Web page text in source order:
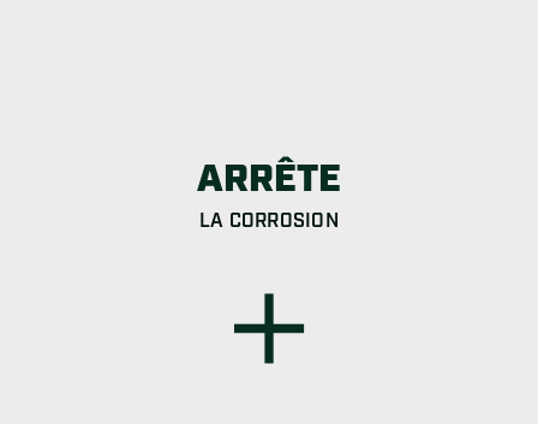
ARRÊTE
LA CORROSION